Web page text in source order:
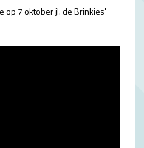
op 7 oktober jl. de Brinkies'